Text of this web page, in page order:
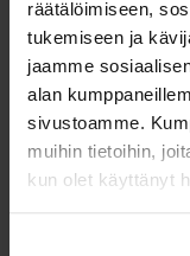
räätälöimiseen,
tukemiseen ja
jaamme
alan
sivustoamme.
muihin tietoihin,
kun olet käyttänyt
Himmennys ja
Himmennettävä
Himmennys 0-10 V
Himmennys 1-10 V